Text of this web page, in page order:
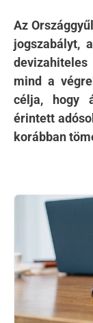
Az
jogszabályt,
mind a
célja, hogy
érintett
korábban
Kép